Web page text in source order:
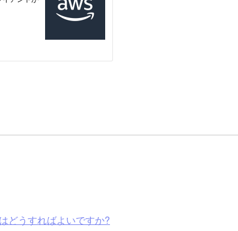
どうすればよいですか?